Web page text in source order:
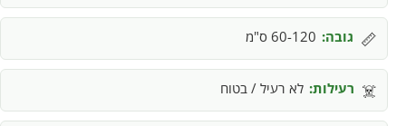
📏 גובה: 60-120 ס"מ
☠️ רעילות: לא רעיל / בטוח